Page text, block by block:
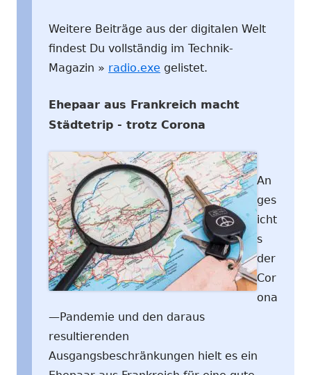
Weitere Beiträge aus der digitalen Welt
findest Du vollständig im Technik-
Magazin » radio.exe gelistet.
Ehepaar aus Frankreich macht
Städtetrip - trotz Corona
An
ges
icht
s
der
Cor
ona
—Pandemie und den daraus
resultierenden
Ausgangsbeschränkungen hielt es ein